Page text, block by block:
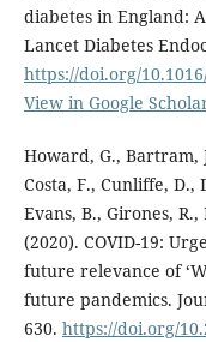
diabetes in England:
Lancet Diabetes
https://doi.org/
View in Google
Howard, G., Bartram,
Costa, F., Cunliffe, D.,
Evans, B., Girones,
(2020). COVID-19:
future relevance of
future pandemics.
630. https://doi.org/